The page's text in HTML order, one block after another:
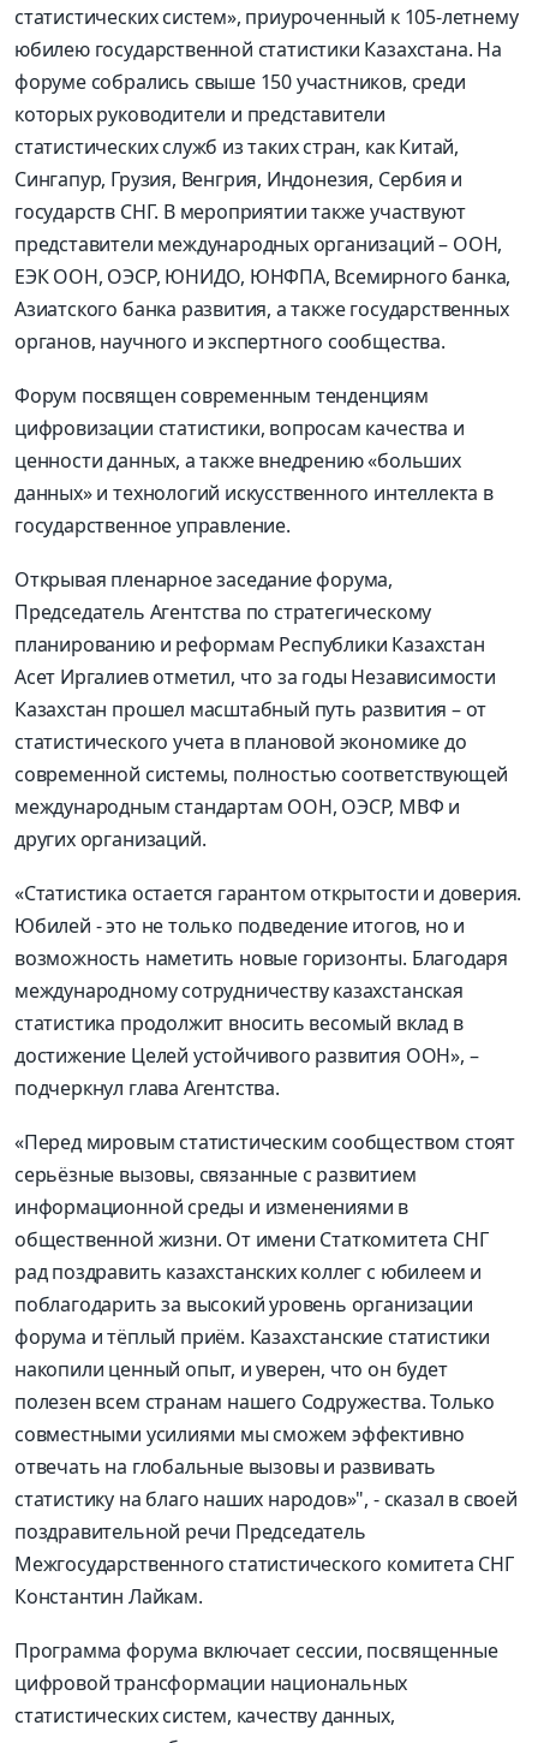
статистических систем», приуроченный к 105-летнему
юбилею государственной статистики Казахстана. На
форуме собрались свыше 150 участников, среди
которых руководители и представители
статистических служб из таких стран, как Китай,
Сингапур, Грузия, Венгрия, Индонезия, Сербия и
государств СНГ. В мероприятии также участвуют
представители международных организаций – ООН,
ЕЭК ООН, ОЭСР, ЮНИДО, ЮНФПА, Всемирного банка,
Азиатского банка развития, а также государственных
органов, научного и экспертного сообщества.
Форум посвящен современным тенденциям
цифровизации статистики, вопросам качества и
ценности данных, а также внедрению «больших
данных» и технологий искусственного интеллекта в
государственное управление.
Открывая пленарное заседание форума,
Председатель Агентства по стратегическому
планированию и реформам Республики Казахстан
Асет Иргалиев отметил, что за годы Независимости
Казахстан прошел масштабный путь развития – от
статистического учета в плановой экономике до
современной системы, полностью соответствующей
международным стандартам ООН, ОЭСР, МВФ и
других организаций.
«Статистика остается гарантом открытости и доверия.
Юбилей - это не только подведение итогов, но и
возможность наметить новые горизонты. Благодаря
международному сотрудничеству казахстанская
статистика продолжит вносить весомый вклад в
достижение Целей устойчивого развития ООН», –
подчеркнул глава Агентства.
«Перед мировым статистическим сообществом стоят
серьёзные вызовы, связанные с развитием
информационной среды и изменениями в
общественной жизни. От имени Статкомитета СНГ
рад поздравить казахстанских коллег с юбилеем и
поблагодарить за высокий уровень организации
форума и тёплый приём. Казахстанские статистики
накопили ценный опыт, и уверен, что он будет
полезен всем странам нашего Содружества. Только
совместными усилиями мы сможем эффективно
отвечать на глобальные вызовы и развивать
статистику на благо наших народов»", - сказал в своей
поздравительной речи Председатель
Межгосударственного статистического комитета СНГ
Константин Лайкам.
Программа форума включает сессии, посвященные
цифровой трансформации национальных
статистических систем, качеству данных,